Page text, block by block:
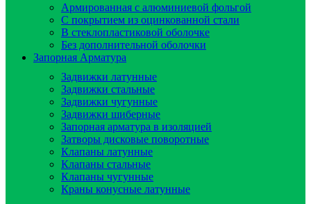
Армированная с алюминиевой фольгой
C покрытием из оцинкованной стали
В стеклопластиковой оболочке
Без дополнительной оболочки
Запорная Арматура
Задвижки латунные
Задвижки стальные
Задвижки чугунные
Задвижки шиберные
Запорная арматура в изоляцией
Затворы дисковые поворотные
Клапаны латунные
Клапаны стальные
Клапаны чугунные
Краны конусные латунные